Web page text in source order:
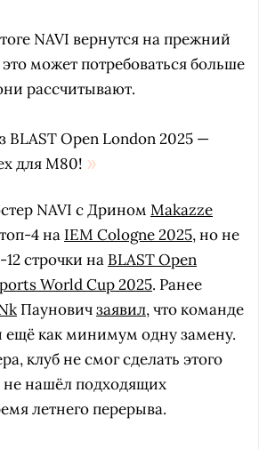
NAVI вернутся на прежний
может потребоваться больше
рассчитывают.
BLAST Open London 2025 —
для M80!
NAVI с Дрином Makazze
4 на IEM Cologne 2025, но не
строчки на BLAST Open
World Cup 2025. Ранее
Пауновичзаявил, что команде
ещё как минимум одну замену.
клуб не смог сделать этого
не нашёл подходящих
летнего перерыва.